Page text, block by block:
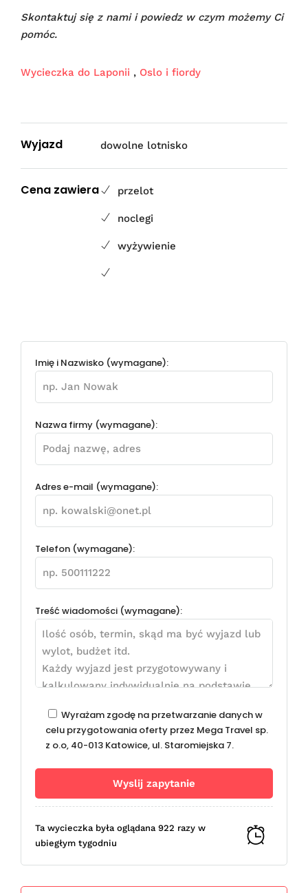
Skontaktuj się z nami i powiedz w czym możemy Ci
pomóc.
Wycieczka do Laponii , Oslo i fiordy
Wyjazd dowolne lotnisko
Cena zawiera przelot
noclegi
wyżywienie
Imię i Nazwisko (wymagane):
Nazwa firmy (wymagane):
Adres e-mail (wymagane):
Telefon (wymagane):
Treść wiadomości (wymagane):
Wyrażam zgodę na przetwarzanie danych w
celu przygotowania oferty przez Mega Travel sp.
z o.o, 40-013 Katowice, ul. Staromiejska 7.
Ta wycieczka była oglądana 922 razy w
ubiegłym tygodniu